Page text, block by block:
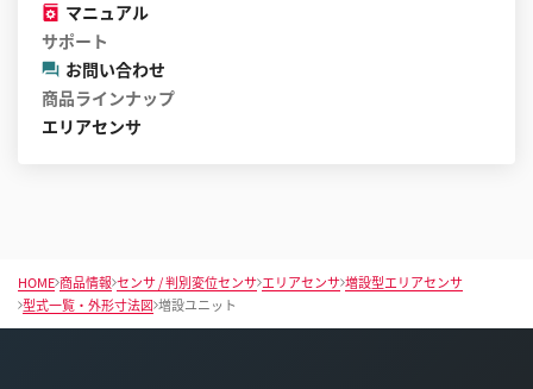
マニュアル
サポート
お問い合わせ
商品ラインナップ
エリアセンサ
HOME 商品情報 センサ / 判別変位センサ エリアセンサ 増設型エリアセンサ
型式一覧・外形寸法図 増設ユニット